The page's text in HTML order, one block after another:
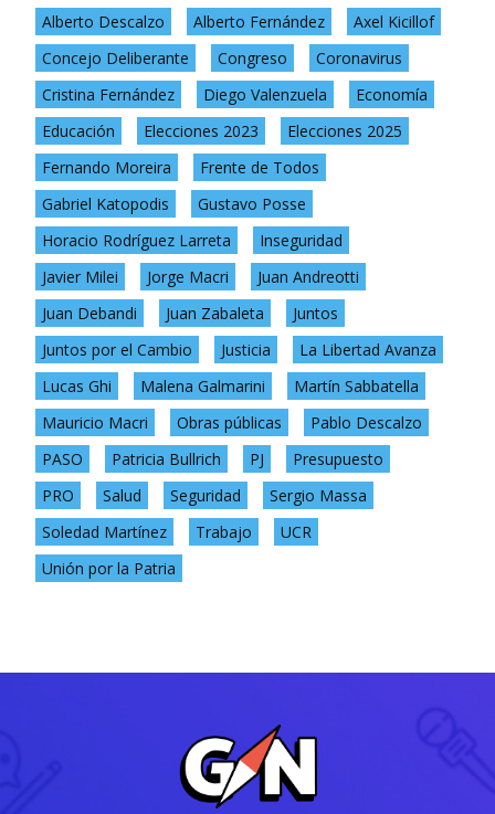
Alberto Descalzo Alberto Fernández
Axel Kicillof
Concejo Deliberante
Congreso
Coronavirus
Cristina Fernández
Diego Valenzuela
Economía
Educación
Elecciones 2023
Elecciones 2025
Fernando Moreira
Frente de Todos
Gabriel Katopodis
Gustavo Posse
Horacio Rodríguez Larreta
Inseguridad
Javier Milei
Jorge Macri
Juan Andreotti
Juan Debandi
Juan Zabaleta
Juntos
Juntos por el Cambio
Justicia
La Libertad Avanza
Lucas Ghi
Malena Galmarini
Martín Sabbatella
Mauricio Macri
Obras públicas
Pablo Descalzo
PASO
Patricia Bullrich PJ
Presupuesto
PRO
Salud Seguridad
Sergio Massa
Soledad Martínez
Trabajo
UCR
Unión por la Patria